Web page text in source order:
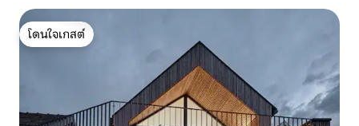
โดนใจเกสต์
โดนใจเกสต์